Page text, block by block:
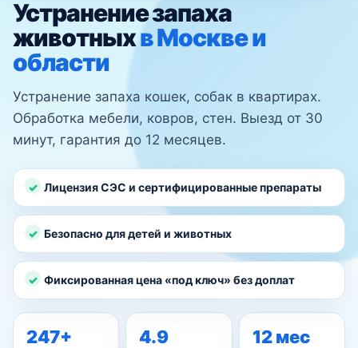
Контакты
Устранение запаха
животныхв Москве и
области
Устранение запаха кошек, собак в квартирах.
Обработка мебели, ковров, стен. Выезд от 30
минут, гарантия до 12 месяцев.
Лицензия СЭС и сертифицированные препараты
Безопасно для детей и животных
Фиксированная цена «под ключ» без доплат
247+ 4.9 12 мес
Оставить заявку со скидкой